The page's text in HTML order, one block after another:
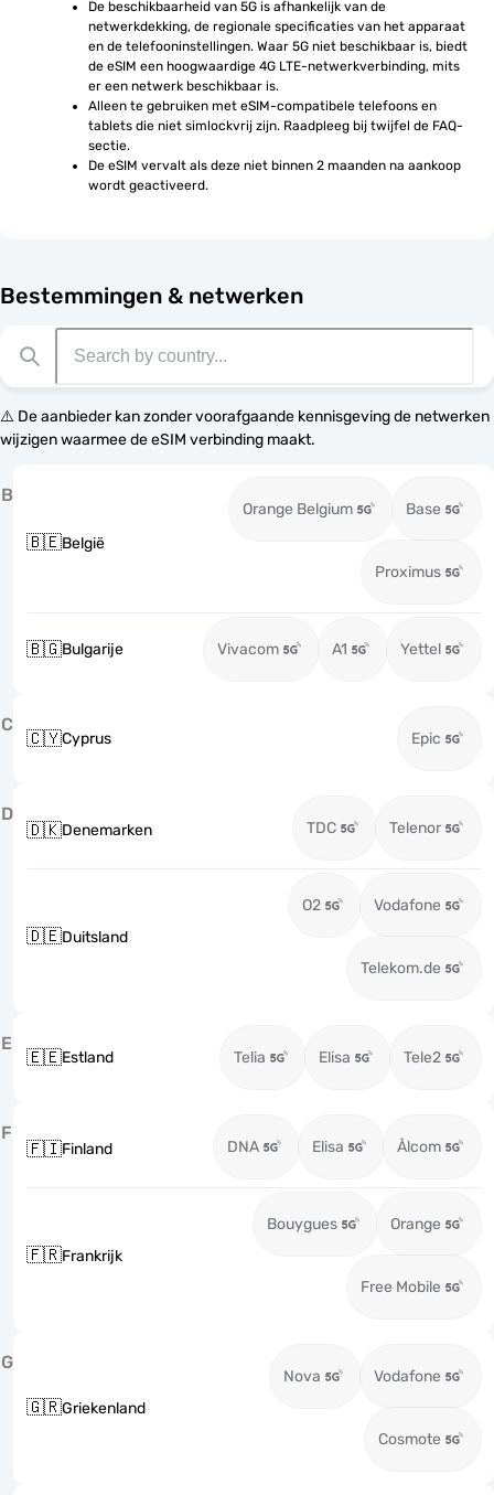
De beschikbaarheid van 5G is afhankelijk van de
netwerkdekking, de regionale specificaties van het apparaat
en de telefooninstellingen. Waar 5G niet beschikbaar is, biedt
de eSIM een hoogwaardige 4G LTE-netwerkverbinding, mits
er een netwerk beschikbaar is.
Alleen te gebruiken met eSIM-compatibele telefoons en
tablets die niet simlockvrij zijn. Raadpleeg bij twijfel de FAQ-
sectie.
De eSIM vervalt als deze niet binnen 2 maanden na aankoop
wordt geactiveerd.
Bestemmingen & netwerken
⚠️ De aanbieder kan zonder voorafgaande kennisgeving de netwerken
wijzigen waarmee de eSIM verbinding maakt.
B
🇧🇪België
Orange Belgium Base
Proximus
🇧🇬Bulgarije Vivacom A1 Yettel
C
🇨🇾Cyprus Epic
D
🇩🇰Denemarken TDC Telenor
🇩🇪Duitsland
O2 Vodafone
Telekom.de
E
🇪🇪Estland Telia Elisa Tele2
F
🇫🇮Finland DNA Elisa Ålcom
🇫🇷Frankrijk
Bouygues Orange
Free Mobile
G
🇬🇷Griekenland
Nova Vodafone
Cosmote